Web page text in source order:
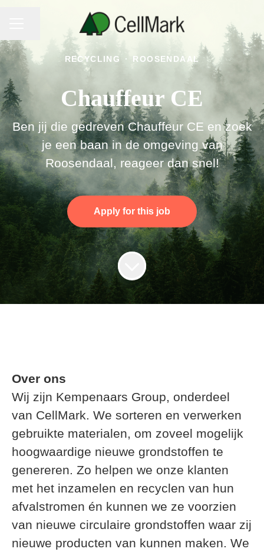
RECYCLING · ROOSENDAAL
Chauffeur CE
Ben jij die gedreven Chauffeur CE en zoek
je een baan in de omgeving van
Roosendaal, reageer dan snel!
Apply for this job
Over ons
Wij zijn Kempenaars Group, onderdeel
van CellMark. We sorteren en verwerken
gebruikte materialen, om zoveel mogelijk
hoogwaardige nieuwe grondstoffen te
genereren. Zo helpen we onze klanten
met het inzamelen en recyclen van hun
afvalstromen én kunnen we ze voorzien
van nieuwe circulaire grondstoffen waar zij
nieuwe producten van kunnen maken. We